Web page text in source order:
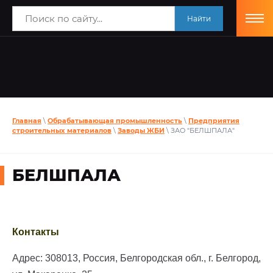
Найти
Главная \ Обрабатывающая промышленность \ Предприятия
строительных материалов \ Заводы ЖБИ \ ЗАО "БЕЛШПАЛА"
БЕЛШПАЛА
Контакты
Адрес: 308013, Россия, Белгородская обл., г. Белгород,